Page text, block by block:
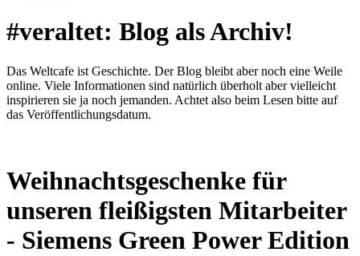
#veraltet: Blog als Archiv!
Das Weltcafe ist Geschichte. Der Blog bleibt aber noch eine Weile
online. Viele Informationen sind natürlich überholt aber vielleicht
inspirieren sie ja noch jemanden. Achtet also beim Lesen bitte auf
das Veröffentlichungsdatum.
Weihnachtsgeschenke für
unseren fleißigsten Mitarbeiter
- Siemens Green Power Edition